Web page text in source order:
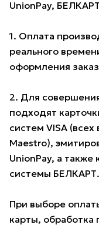
UnionPay,
1. Оплата
реального
оформления
2. Для
подходят
систем VISA
Maestro),
UnionPay, а также
системы БЕЛКАРТ.
При выборе
карты, обработка